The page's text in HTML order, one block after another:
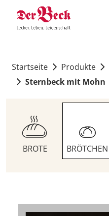
Startseite Produkte
Sternbeck mit Mohn
BROTE BRÖTCHEN